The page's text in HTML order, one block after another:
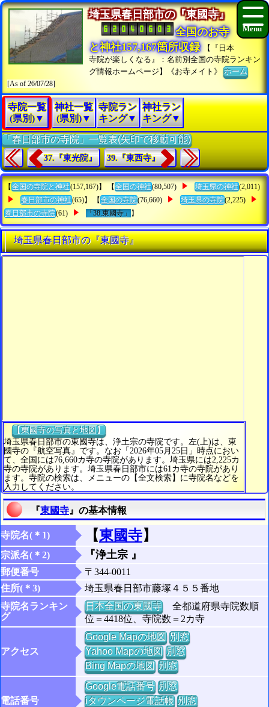
埼玉県春日部市の『東國寺』
全国のお寺
と神社157,167箇所収録
【『日本
寺院が楽しくなる』：名前別全国の寺院ランキン
グ情報ホームページ】《お寺メイト》ホーム
[As of 26/07/28]
寺院一覧
(県別)▼
神社一覧
(県別)▼
寺院ラン
キング▼
神社ラン
キング▼
「春日部市の寺院」一覧表(矢印で移動可能)
37.『東光院』 39.『東西寺』
【 全国の寺院と神社(157,167)】 【 全国の神社(80,507) 埼玉県の神社(2,011)
春日部市の神社(65)】 【 全国の寺院(76,660) 埼玉県の寺院(2,225)
春日部市の寺院(61) 「38.東國寺」 】
埼玉県春日部市の『東國寺』
【東國寺の写真と地図】
埼玉県春日部市の東國寺は、浄土宗の寺院です。左(上)は、東
國寺の『航空写真』です。なお「2026年05月25日」時点におい
て、全国には76,660カ寺の寺院があります。埼玉県には2,225カ
寺の寺院があります。埼玉県春日部市には61カ寺の寺院があり
ます。寺院の検索は、メニューの【全文検索】に寺院名などを
入力してください。
『東國寺 』の基本情報
寺院名(＊1) 【東國寺】
宗派名(＊2) 『浄土宗 』
郵便番号
〒344-0011
住所(＊3)
埼玉県春日部市藤塚４５５番地
寺院名ランキン
グ
日本全国の東國寺全都道府県寺院数順
位＝4418位、寺院数＝2カ寺
アクセス
Google Mapの地図 別窓
Yahoo Mapの地図 別窓
Bing Mapの地図 別窓
電話番号
Google電話番号 別窓
iタウンページ電話帳 別窓